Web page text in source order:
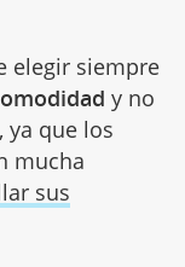
elegir siempre
y no
ya que los
mucha
sus